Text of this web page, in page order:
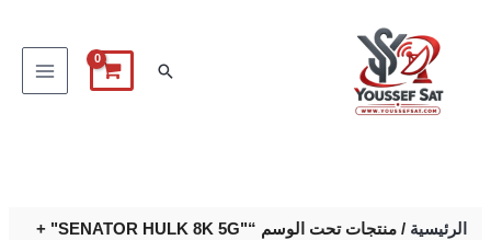
البحث
الرئيسية
/ منتجات تحت الوسم “"SENATOR HULK 8K 5G" +